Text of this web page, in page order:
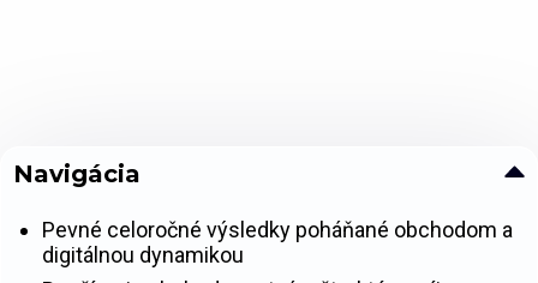
Navigácia
Pevné celoročné výsledky poháňané obchodom a
digitálnou dynamikou